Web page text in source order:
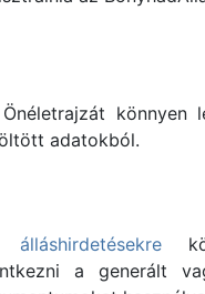
könnyen
adatokból.
álláshirdetésekre
a generált